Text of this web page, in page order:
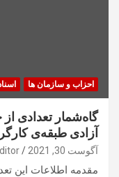
احزاب و سازمان ها
گاه‌شمار تعدادی
آزادی طبقه‌ی
آگوست 30, 2021
مقدمه اطلاعات این